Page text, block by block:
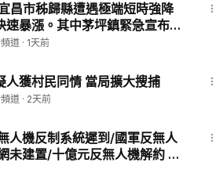
立的原則，維護民眾的知情權，捍衛新
言論自由、集會自由，尊重人權。
b5/subscribe.htm
djynews​
dajiyuan
昌市秭歸縣遭遇極端短時強降
暴漲。其中茅坪鎮緊急宣布停
停業措施｜#中國新聞 新唐人
道 · 1天前
人獲村民同情 當局擴大搜捕
道 · 2天前
人機反制系統遲到/國軍反無人
未建置/十億元反無人機解約 顧